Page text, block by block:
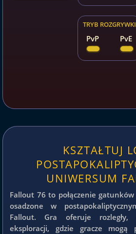
TRYB ROZGRYWKI
PvP PvE
KSZTAŁTUJ
UNIWERSUM
Fallout 76 to połączenie gatunków
osadzone w
Fallout. Gra oferuje
eksploracji, gdzie gracze mogą